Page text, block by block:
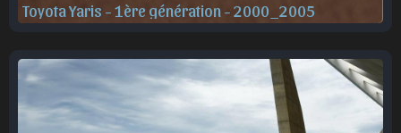
Toyota Yaris - 1ère génération - 2000_2005